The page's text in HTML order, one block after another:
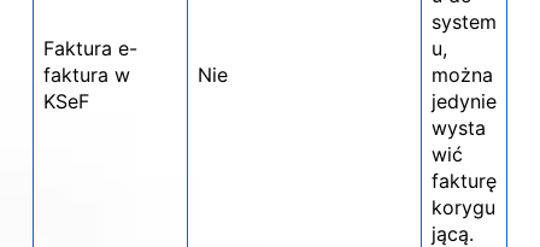
Faktura e-
faktura w
KSeF
Nie
system
u,
można
jedynie
wysta
wić
fakturę
korygu
jącą.